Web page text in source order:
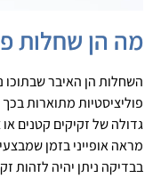
מה הן שחלות
השחלות הן האיבר
פוליציסטיות מתוארות
גדולה של זקיקים קטנים
מראה אופייני בזמן
בבדיקה ניתן יהיה לזהות